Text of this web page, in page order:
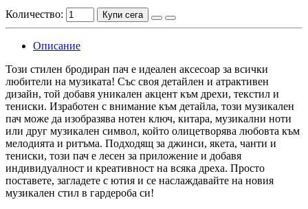
Количество: Купи сега
Описание
Този стилен бродиран пач е идеален аксесоар за всички
любители на музиката! Със своя детайлен и атрактивен
дизайн, той добавя уникален акцент към дрехи, текстил и
тениски. Изработен с внимание към детайла, този музикален
пач може да изобразява нотен ключ, китара, музикални ноти
или друг музикален символ, който олицетворява любовта към
мелодията и ритъма. Подходящ за джинси, якета, чанти и
тениски, този пач е лесен за приложение и добавя
индивидуалност и креативност на всяка дреха. Просто
поставете, загладете с ютия и се наслаждавайте на новия
музикален стил в гардероба си!